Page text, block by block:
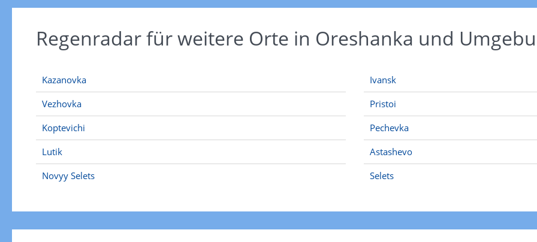
Regenradar für weitere Orte in Oreshanka und
Kazanovka
Vezhovka
Koptevichi
Lutik
Novyy Selets
Ivansk
Pristoi
Pechevka
Astashevo
Selets